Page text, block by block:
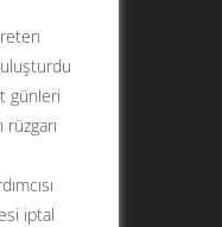
günleri
iptal